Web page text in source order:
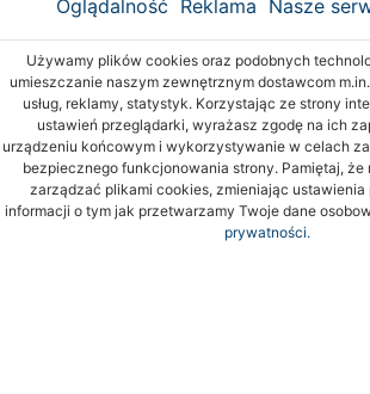
Oglądalność Reklama Nasze
Używamy plików cookies oraz podobnych
umieszczanie naszym zewnętrznym dostawcom
usług, reklamy, statystyk. Korzystając ze strony
ustawień przeglądarki, wyrażasz zgodę na ich
urządzeniu końcowym i wykorzystywanie w celach
bezpiecznego funkcjonowania strony. Pamiętaj, że
zarządzać plikami cookies, zmieniając ustawienia
informacji o tym jak przetwarzamy Twoje dane
prywatności.